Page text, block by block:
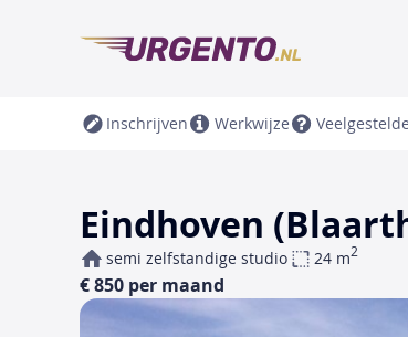
Inschrijven Werkwijze
Eindhoven
semi zelfstandige studio 24 m2
€ 850 per maand